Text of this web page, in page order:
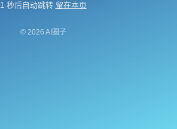
1 秒后自动跳转 留在本页
© 2026 AI圈子